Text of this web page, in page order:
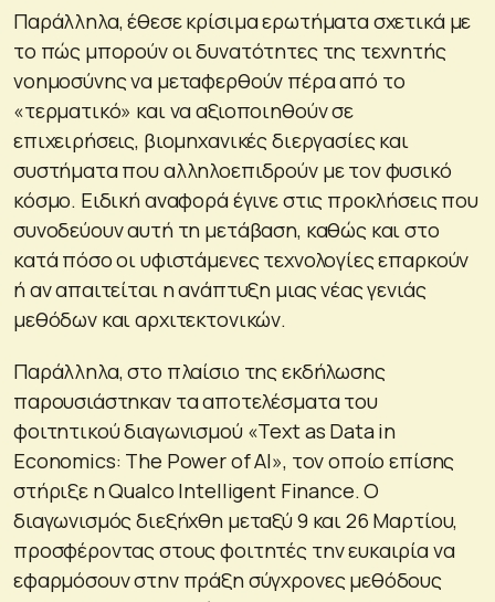
Παράλληλα, έθεσε κρίσιμα ερωτήματα σχετικά με
το πώς μπορούν οι δυνατότητες της τεχνητής
νοημοσύνης να μεταφερθούν πέρα από το
«τερματικό» και να αξιοποιηθούν σε
επιχειρήσεις, βιομηχανικές διεργασίες και
συστήματα που αλληλοεπιδρούν με τον φυσικό
κόσμο. Ειδική αναφορά έγινε στις προκλήσεις που
συνοδεύουν αυτή τη μετάβαση, καθώς και στο
κατά πόσο οι υφιστάμενες τεχνολογίες επαρκούν
ή αν απαιτείται η ανάπτυξη μιας νέας γενιάς
μεθόδων και αρχιτεκτονικών.
Παράλληλα, στο πλαίσιο της εκδήλωσης
παρουσιάστηκαν τα αποτελέσματα του
φοιτητικού διαγωνισμού «Text as Data in
Economics: The Power of AI», τον οποίο επίσης
στήριξε η Qualco Intelligent Finance. Ο
διαγωνισμός διεξήχθη μεταξύ 9 και 26 Μαρτίου,
προσφέροντας στους φοιτητές την ευκαιρία να
εφαρμόσουν στην πράξη σύγχρονες μεθόδους